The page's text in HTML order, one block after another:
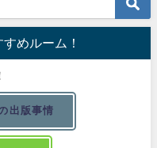
めルーム！
出版事情